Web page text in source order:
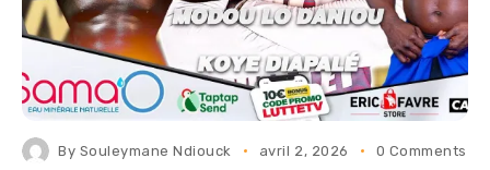
By Souleymane Ndiouck avril 2, 2026 0 Comments